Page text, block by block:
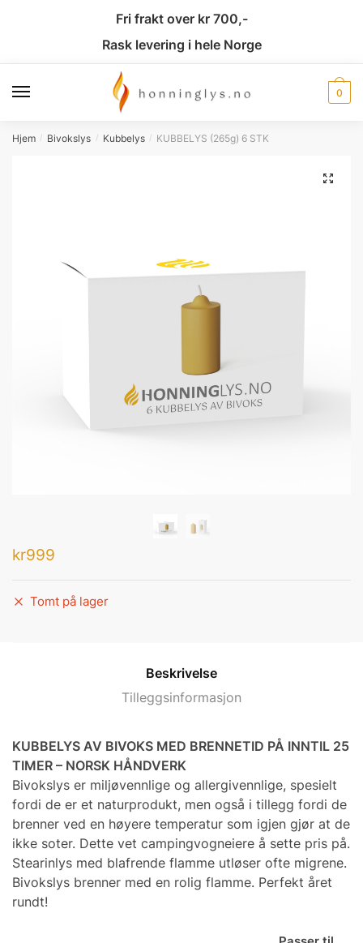
Fri frakt over kr 700,-
Rask levering i hele Norge
0
Hjem / Bivokslys / Kubbelys / KUBBELYS (265g) 6 STK
🔍
kr999
Tomt på lager
Beskrivelse
Tilleggsinformasjon
KUBBELYS AV BIVOKS MED BRENNETID PÅ INNTIL 25
TIMER – NORSK HÅNDVERK
Bivokslys er miljøvennlige og allergivennlige, spesielt
fordi de er et naturprodukt, men også i tillegg fordi de
brenner ved en høyere temperatur som igjen gjør at de
ikke soter. Dette vet campingvogneiere å sette pris på.
Stearinlys med blafrende flamme utløser ofte migrene.
Bivokslys brenner med en rolig flamme. Perfekt året
rundt!